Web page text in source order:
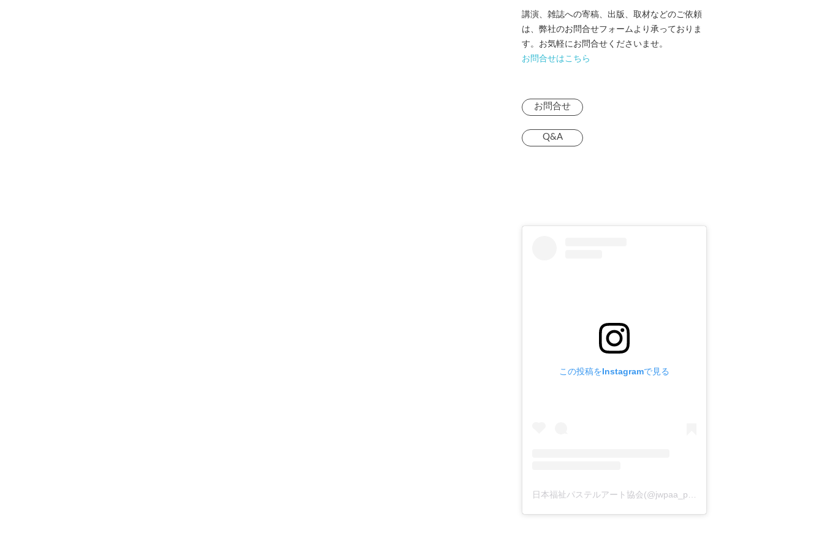
講演、雑誌への寄稿、出版、取材などのご依頼
は、弊社のお問合せフォームより承っておりま
す。お気軽にお問合せくださいませ。
お問合せはこちら
お問合せ
Q&A
この投稿をInstagramで見る
日本福祉パステルアート協会(@jwpaa_pastelart)がシェアした投稿